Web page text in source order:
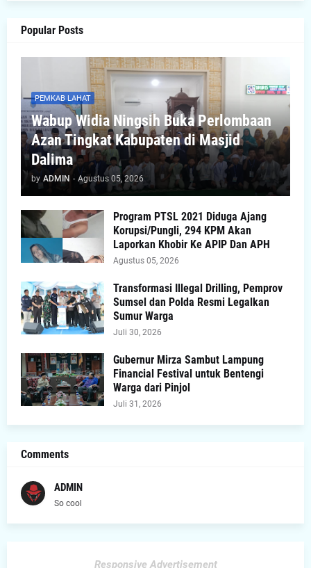
Popular Posts
PEMKAB LAHAT
Wabup Widia Ningsih Buka Perlombaan
Azan Tingkat Kabupaten di Masjid
Dalima
by ADMIN - Agustus 05, 2026
Program PTSL 2021 Diduga Ajang
Korupsi/Pungli, 294 KPM Akan
Laporkan Khobir Ke APIP Dan APH
Agustus 05, 2026
Transformasi Illegal Drilling, Pemprov
Sumsel dan Polda Resmi Legalkan
Sumur Warga
Juli 30, 2026
Gubernur Mirza Sambut Lampung
Financial Festival untuk Bentengi
Warga dari Pinjol
Juli 31, 2026
Comments
ADMIN
So cool
Responsive Advertisement